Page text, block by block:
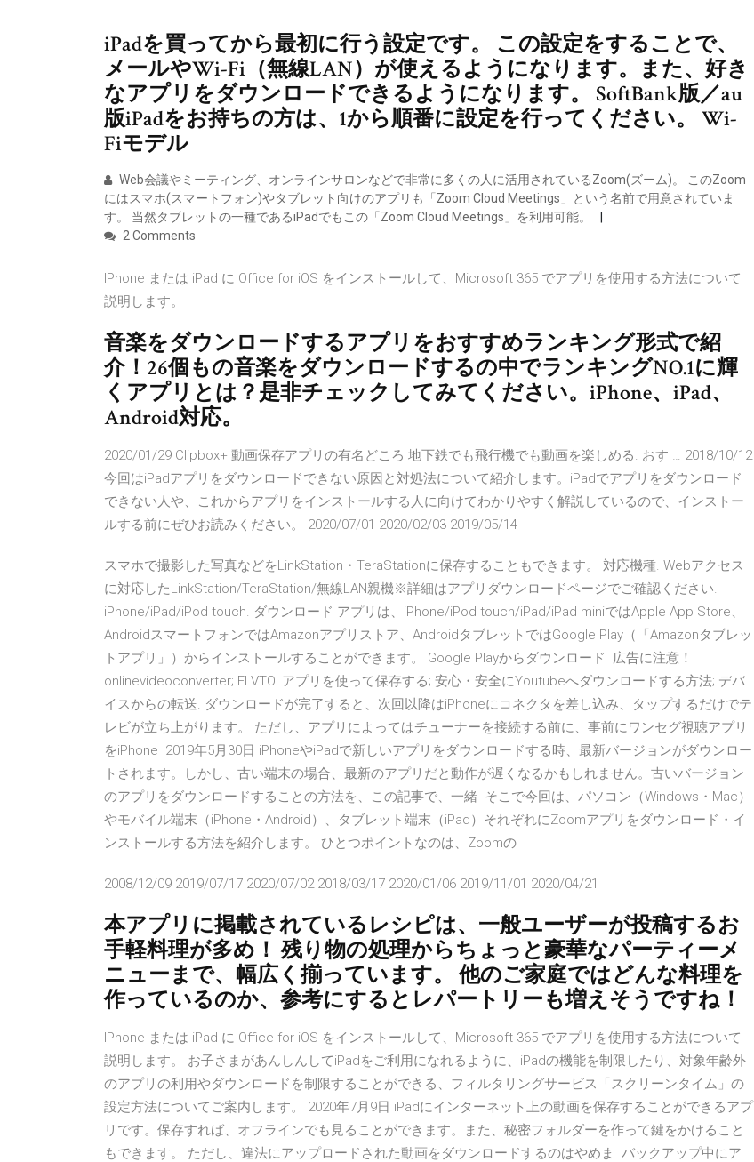
iPadを買ってから最初に行う設定です。 この設定をすることで、
メールやWi-Fi（無線LAN）が使えるようになります。また、好き
なアプリをダウンロードできるようになります。 SoftBank版／au
版iPadをお持ちの方は、1から順番に設定を行ってください。 Wi-
Fiモデル
Web会議やミーティング、オンラインサロンなどで非常に多くの人に活用されているZoom(ズーム)。 このZoom
にはスマホ(スマートフォン)やタブレット向けのアプリも「Zoom Cloud Meetings」という名前で用意されていま
す。 当然タブレットの一種であるiPadでもこの「Zoom Cloud Meetings」を利用可能。
2 Comments
IPhone または iPad に Office for iOS をインストールして、Microsoft 365 でアプリを使用する方法について
説明します。
音楽をダウンロードするアプリをおすすめランキング形式で紹
介！26個もの音楽をダウンロードするの中でランキングNO.1に輝
くアプリとは？是非チェックしてみてください。iPhone、iPad、
Android対応。
2020/01/29 Clipbox+ 動画保存アプリの有名どころ 地下鉄でも飛行機でも動画を楽しめる. おす … 2018/10/12
今回はiPadアプリをダウンロードできない原因と対処法について紹介します。iPadでアプリをダウンロード
できない人や、これからアプリをインストールする人に向けてわかりやすく解説しているので、インストー
ルする前にぜひお読みください。 2020/07/01 2020/02/03 2019/05/14
スマホで撮影した写真などをLinkStation・TeraStationに保存することもできます。 対応機種. Webアクセス
に対応したLinkStation/TeraStation/無線LAN親機※詳細はアプリダウンロードページでご確認ください.
iPhone/iPad/iPod touch. ダウンロード アプリは、iPhone/iPod touch/iPad/iPad miniではApple App Store、
AndroidスマートフォンではAmazonアプリストア、AndroidタブレットではGoogle Play（「Amazonタブレッ
トアプリ」）からインストールすることができます。 Google Playからダウンロード 広告に注意！
onlinevideoconverter; FLVTO. アプリを使って保存する; 安心・安全にYoutubeへダウンロードする方法; デバ
イスからの転送. ダウンロードが完了すると、次回以降はiPhoneにコネクタを差し込み、タップするだけでテ
レビが立ち上がります。 ただし、アプリによってはチューナーを接続する前に、事前にワンセグ視聴アプリ
をiPhone 2019年5月30日 iPhoneやiPadで新しいアプリをダウンロードする時、最新バージョンがダウンロー
トされます。しかし、古い端末の場合、最新のアプリだと動作が遅くなるかもしれません。古いバージョン
のアプリをダウンロードすることの方法を、この記事で、一緒 そこで今回は、パソコン（Windows・Mac）
やモバイル端末（iPhone・Android）、タブレット端末（iPad）それぞれにZoomアプリをダウンロード・イ
ンストールする方法を紹介します。 ひとつポイントなのは、Zoomの
2008/12/09 2019/07/17 2020/07/02 2018/03/17 2020/01/06 2019/11/01 2020/04/21
本アプリに掲載されているレシピは、一般ユーザーが投稿するお
手軽料理が多め！ 残り物の処理からちょっと豪華なパーティーメ
ニューまで、幅広く揃っています。 他のご家庭ではどんな料理を
作っているのか、参考にするとレパートリーも増えそうですね！
IPhone または iPad に Office for iOS をインストールして、Microsoft 365 でアプリを使用する方法について
説明します。 お子さまがあんしんしてiPadをご利用になれるように、iPadの機能を制限したり、対象年齢外
のアプリの利用やダウンロードを制限することができる、フィルタリングサービス「スクリーンタイム」の
設定方法についてご案内します。 2020年7月9日 iPadにインターネット上の動画を保存することができるアプ
リです。保存すれば、オフラインでも見ることができます。また、秘密フォルダーを作って鍵をかけること
もできます。 ただし、違法にアップロードされた動画をダウンロードするのはやめま バックアップ中にア